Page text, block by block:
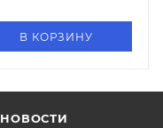
В КОРЗИНУ
НОВОСТИ